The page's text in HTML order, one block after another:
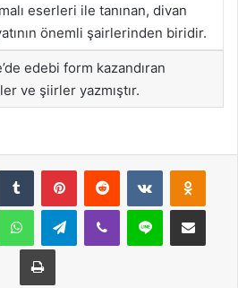
eserleri ile tanınan, divan
önemli şairlerinden biridir.
edebi form kazandıran
ve şiirler yazmıştır.
Tumblr PinterestReddit VKontakte
WhatsAppTelegramViber Line E-Posta ile
Yazdır